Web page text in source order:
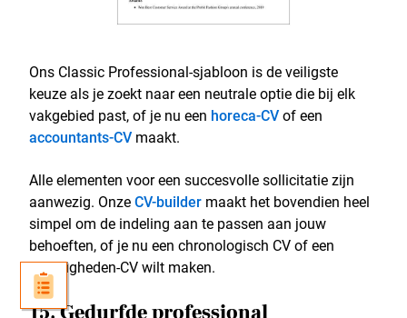
Ons Classic Professional-sjabloon is de veiligste
keuze als je zoekt naar een neutrale optie die bij elk
vakgebied past, of je nu een horeca-CVof een
accountants-CV maakt.
Alle elementen voor een succesvolle sollicitatie zijn
aanwezig. OnzeCV-builder maakt het bovendien heel
simpel om de indeling aan te passen aan jouw
behoeften, of je nu een chronologisch CV of een
vaardigheden-CV wilt maken.